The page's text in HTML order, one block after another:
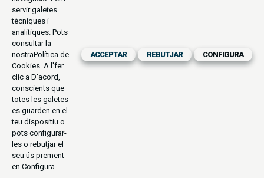
servir galetes
tècniques i
analítiques. Pots
consultar la
nostraPolítica de
Cookies. A l'fer
clic a D'acord,
conscients que
totes les galetes
es guarden en el
teu dispositiu o
pots configurar-
les o rebutjar el
seu ús prement
en Configura.
ACCEPTAR REBUTJAR CONFIGURA